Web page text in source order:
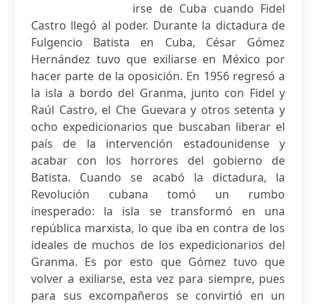
irse de Cuba cuando Fidel
Castro llegó al poder. Durante la dictadura de
Fulgencio Batista en Cuba, César Gómez
Hernández tuvo que exiliarse en México por
hacer parte de la oposición. En 1956 regresó a
la isla a bordo del Granma, junto con Fidel y
Raúl Castro, el Che Guevara y otros setenta y
ocho expedicionarios que buscaban liberar el
país de la intervención estadounidense y
acabar con los horrores del gobierno de
Batista. Cuando se acabó la dictadura, la
Revolución cubana tomó un rumbo
inesperado: la isla se transformó en una
república marxista, lo que iba en contra de los
ideales de muchos de los expedicionarios del
Granma. Es por esto que Gómez tuvo que
volver a exiliarse, esta vez para siempre, pues
para sus excompañeros se convirtió en un